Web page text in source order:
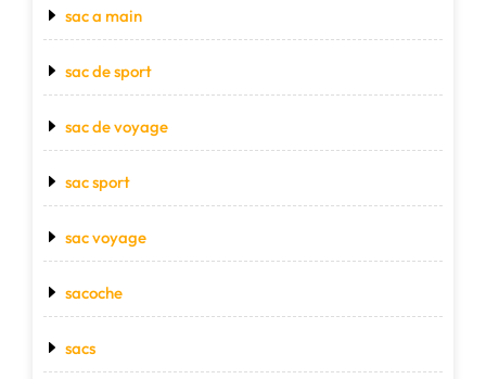
sac a main
sac de sport
sac de voyage
sac sport
sac voyage
sacoche
sacs